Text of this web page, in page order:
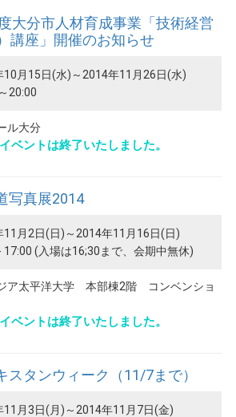
大分市人材育成事業「技術経営
）講座」開催のお知らせ
10月15日(水)～2014年11月26日(水)
20:00
ル大分
ベントは終了いたしました。
写真展2014
11月2日(日)～2014年11月16日(日)
17:00 (入場は16;30まで、会期中無休)
ア太平洋大学 本部棟2階 コンベンショ
ベントは終了いたしました。
スタンウィーク（11/7まで）
11月3日(月)～2014年11月7日(金)